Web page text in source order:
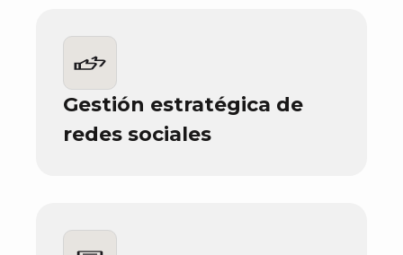
Gestión estratégica de
redes sociales